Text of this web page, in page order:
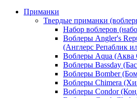
Приманки
Твердые приманки
Набор воблеров
Воблеры Angler's
(Англерс Репаблик
Воблеры Aqua
Воблеры Bassday
Воблеры Bomber
Воблеры Chimera
Воблеры Condor